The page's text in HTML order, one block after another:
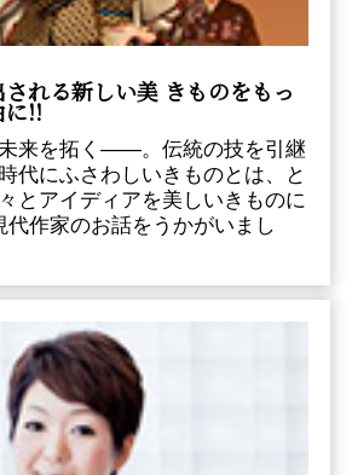
れる新しい美 きものをもっ
に!!
来を拓く――。伝統の技を引継
代にふさわしいきものとは、と
とアイディアを美しいきものに
代作家のお話をうかがいまし